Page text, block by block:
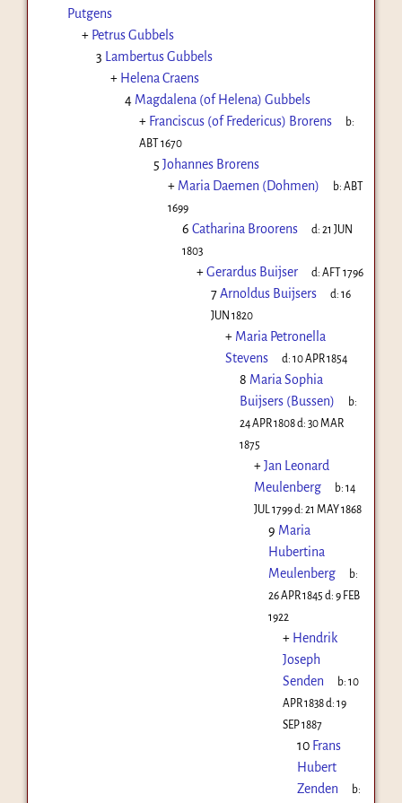
Putgens
+ Petrus Gubbels
3 Lambertus Gubbels
+ Helena Craens
4 Magdalena (of Helena) Gubbels
+ Franciscus (of Fredericus) Brorens
b:
ABT 1670
5 Johannes Brorens
+ Maria Daemen (Dohmen) b:ABT
1699
6 Catharina Broorens d:21 JUN
1803
+Gerardus Buijser d:AFT 1796
7Arnoldus Buijsers d:16
JUN 1820
+ Maria Petronella
Stevens
d:10 APR 1854
8 Maria Sophia
Buijsers (Bussen)
b:
24 APR 1808d: 30 MAR
1875
+Jan Leonard
Meulenberg
b:14
JUL 1799d: 21 MAY 1868
9 Maria
Hubertina
Meulenberg
b:
26 APR 1845 d: 9 FEB
1922
+ Hendrik
Joseph
Senden
b:10
APR 1838d: 19
SEP 1887
10 Frans
Hubert
Zenden
b: